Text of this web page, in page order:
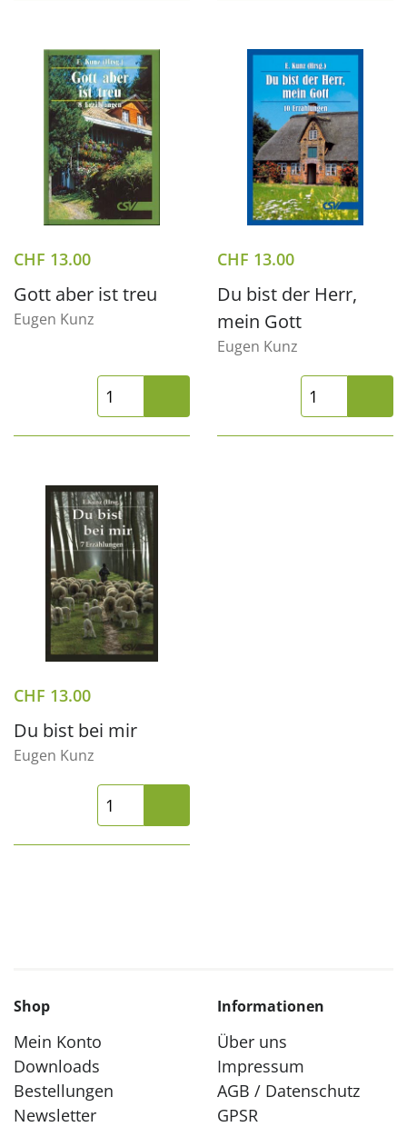
CHF 13.00
Gott aber ist treu
Eugen Kunz
CHF 13.00
Du bist der Herr,
mein Gott
Eugen Kunz
CHF 13.00
Du bist bei mir
Eugen Kunz
Shop
Mein Konto
Downloads
Bestellungen
Newsletter
Informationen
Über uns
Impressum
AGB / Datenschutz
GPSR